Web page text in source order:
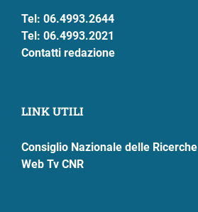
Tel: 06.4993.2644
Tel: 06.4993.2021
Contatti redazione
LINK UTILI
Consiglio Nazionale delle Ricerche
Web Tv CNR